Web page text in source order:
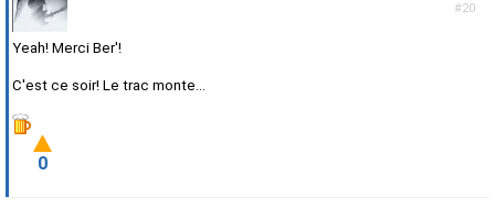
#20
Yeah! Merci Ber'!
C'est ce soir! Le trac monte...
0